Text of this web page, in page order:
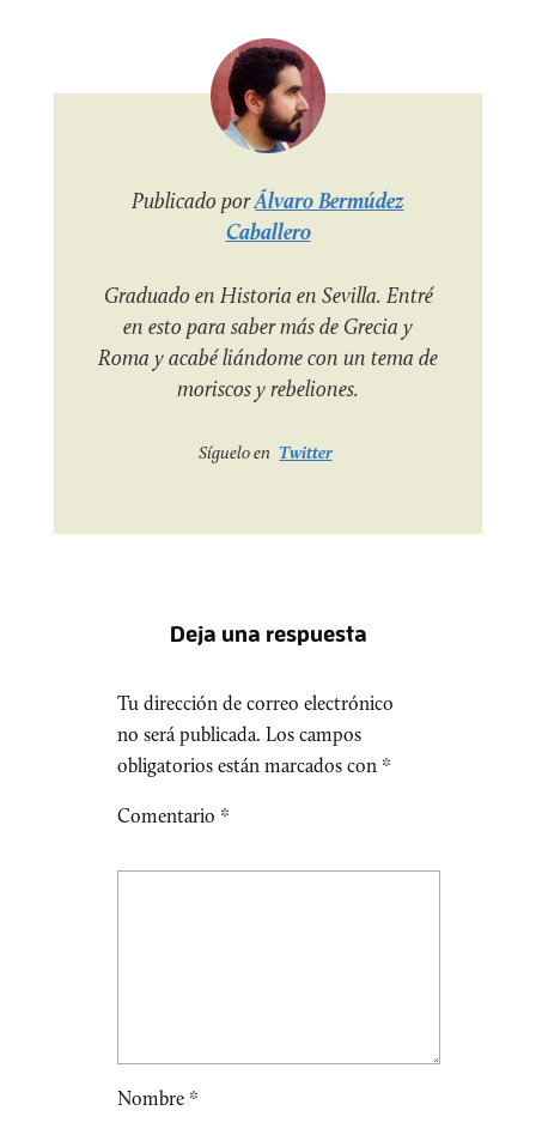
Publicado porÁlvaro Bermúdez
Caballero
Graduado en Historia en Sevilla. Entré
en esto para saber más de Grecia y
Roma y acabé liándome con un tema de
moriscos y rebeliones.
Síguelo en Twitter
Deja una respuesta
Tu dirección de correo electrónico
no será publicada. Los campos
obligatorios están marcados con *
Comentario *
Nombre *